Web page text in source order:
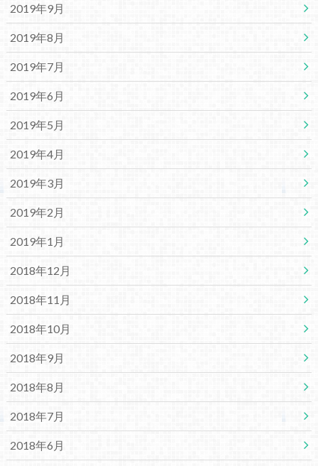
2019年9月
2019年8月
2019年7月
2019年6月
2019年5月
2019年4月
2019年3月
2019年2月
2019年1月
2018年12月
2018年11月
2018年10月
2018年9月
2018年8月
2018年7月
2018年6月